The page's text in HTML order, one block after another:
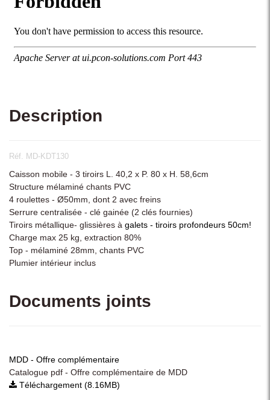
Description
Réf. MD-KDT130
Caisson mobile - 3 tiroirs L. 40,2 x P. 80 x H. 58,6cm
Structure mélaminé chants PVC
4 roulettes - Ø50mm, dont 2 avec freins
Serrure centralisée - clé gainée (2 clés fournies)
Tiroirs métallique- glissières à galets - tiroirs profondeurs 50cm!
Charge max 25 kg, extraction 80%
Top - mélaminé 28mm, chants PVC
Plumier intérieur inclus
Documents joints
MDD - Offre complémentaire
Catalogue pdf - Offre complémentaire de MDD
Téléchargement (8.16MB)